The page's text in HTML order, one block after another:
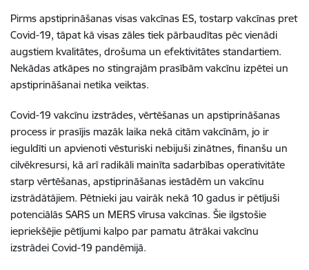
Pirms apstiprināšanas visas vakcīnas ES, tostarp vakcīnas pret
Covid-19, tāpat kā visas zāles tiek pārbaudītas pēc vienādi
augstiem kvalitātes, drošuma un efektivitātes standartiem.
Nekādas atkāpes no stingrajām prasībām vakcīnu izpētei un
apstiprināšanai netika veiktas.
Covid-19 vakcīnu izstrādes, vērtēšanas un apstiprināšanas
process ir prasījis mazāk laika nekā citām vakcīnām, jo ir
ieguldīti un apvienoti vēsturiski nebijuši zinātnes, finanšu un
cilvēkresursi, kā arī radikāli mainīta sadarbības operativitāte
starp vērtēšanas, apstiprināšanas iestādēm un vakcīnu
izstrādātājiem. Pētnieki jau vairāk nekā 10 gadus ir pētījuši
potenciālās SARS un MERS vīrusa vakcīnas. Šie ilgstošie
iepriekšējie pētījumi kalpo par pamatu ātrākai vakcīnu
izstrādei Covid-19 pandēmijā.